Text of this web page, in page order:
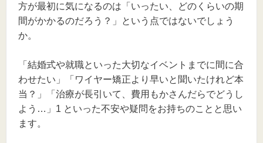
方が最初に気になるのは「いったい、どのくらいの期
間がかかるのだろう？」という点ではないでしょう
か。
「結婚式や就職といった大切なイベントまでに間に合
わせたい」「ワイヤー矯正より早いと聞いたけれど本
当？」「治療が長引いて、費用もかさんだらでどうし
よう…」1 といった不安や疑問をお持ちのことと思い
ます。